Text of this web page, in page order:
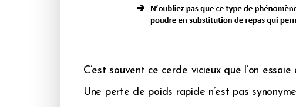
C’est souvent ce cercle vicieux que l’on
Une perte de poids rapide n’est pas